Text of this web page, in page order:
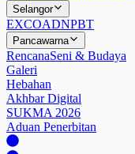
Selangor
EXCOADNPBT
Pancawarna
RencanaSeni & Budaya
Galeri
Hebahan
Akhbar Digital
SUKMA 2026
Aduan Penerbitan